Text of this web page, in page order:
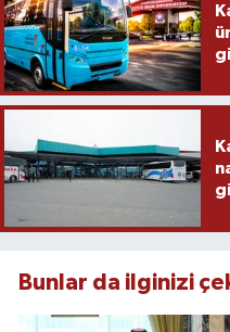
Bunlar da ilginizi